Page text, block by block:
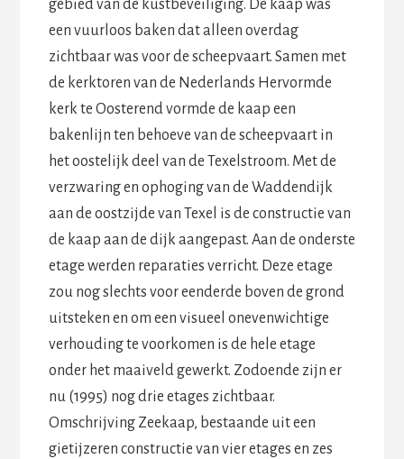
gebied van de kustbeveiliging. De kaap was
een vuurloos baken dat alleen overdag
zichtbaar was voor de scheepvaart. Samen met
de kerktoren van de Nederlands Hervormde
kerk te Oosterend vormde de kaap een
bakenlijn ten behoeve van de scheepvaart in
het oostelijk deel van de Texelstroom. Met de
verzwaring en ophoging van de Waddendijk
aan de oostzijde van Texel is de constructie van
de kaap aan de dijk aangepast. Aan de onderste
etage werden reparaties verricht. Deze etage
zou nog slechts voor eenderde boven de grond
uitsteken en om een visueel onevenwichtige
verhouding te voorkomen is de hele etage
onder het maaiveld gewerkt. Zodoende zijn er
nu (1995) nog drie etages zichtbaar.
Omschrijving Zeekaap, bestaande uit een
gietijzeren constructie van vier etages en zes